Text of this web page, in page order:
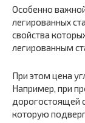
Особенно
легированных
свойства
легированным
При этом цена
Например, при
дорогостоящей
которую